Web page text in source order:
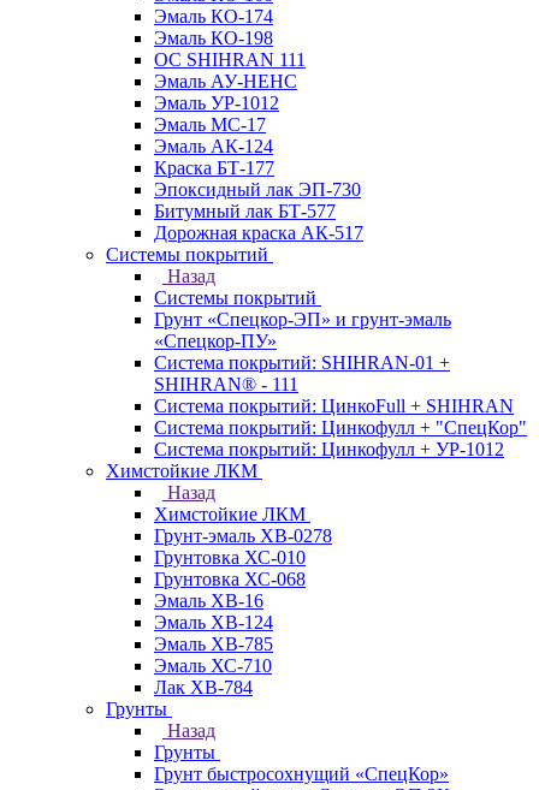
Эмаль КО-174
Эмаль КО-198
ОС SHIHRAN 111
Эмаль АУ-НЕНС
Эмаль УР-1012
Эмаль МС-17
Эмаль АК-124
Краска БТ-177
Эпоксидный лак ЭП-730
Битумный лак БТ-577
Дорожная краска АК-517
Системы покрытий
Назад
Системы покрытий
Грунт «Спецкор-ЭП» и грунт-эмаль
«Спецкор-ПУ»
Система покрытий: SHIHRAN-01 +
SHIHRAN® - 111
Система покрытий: ЦинкоFull + SHIHRAN
Система покрытий: Цинкофулл + "СпецКор"
Система покрытий: Цинкофулл + УР-1012
Химстойкие ЛКМ
Назад
Химстойкие ЛКМ
Грунт-эмаль ХВ-0278
Грунтовка ХС-010
Грунтовка ХС-068
Эмаль ХВ-16
Эмаль ХВ-124
Эмаль ХВ-785
Эмаль ХС-710
Лак ХВ-784
Грунты
Назад
Грунты
Грунт быстросохнущий «СпецКор»